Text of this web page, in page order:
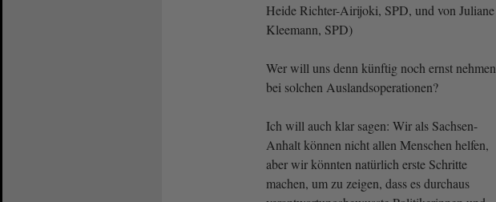
Heide Richter-Airijoki, SPD, und von Juliane
Kleemann, SPD)
Wer will uns denn künftig noch ernst nehmen
bei solchen Auslandsoperationen?
Ich will auch klar sagen: Wir als Sachsen-
Anhalt können nicht allen Menschen helfen,
aber wir könnten natürlich erste Schritte
machen, um zu zeigen, dass es durchaus